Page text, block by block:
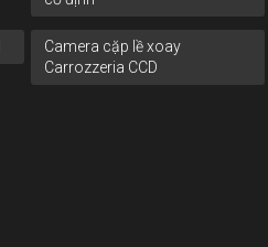
Camera cặp lề xoay
Carrozzeria CCD